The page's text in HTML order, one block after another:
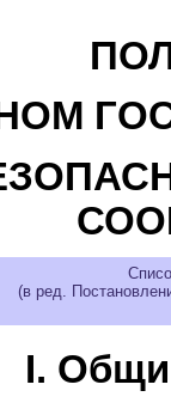
(в ред.
I.